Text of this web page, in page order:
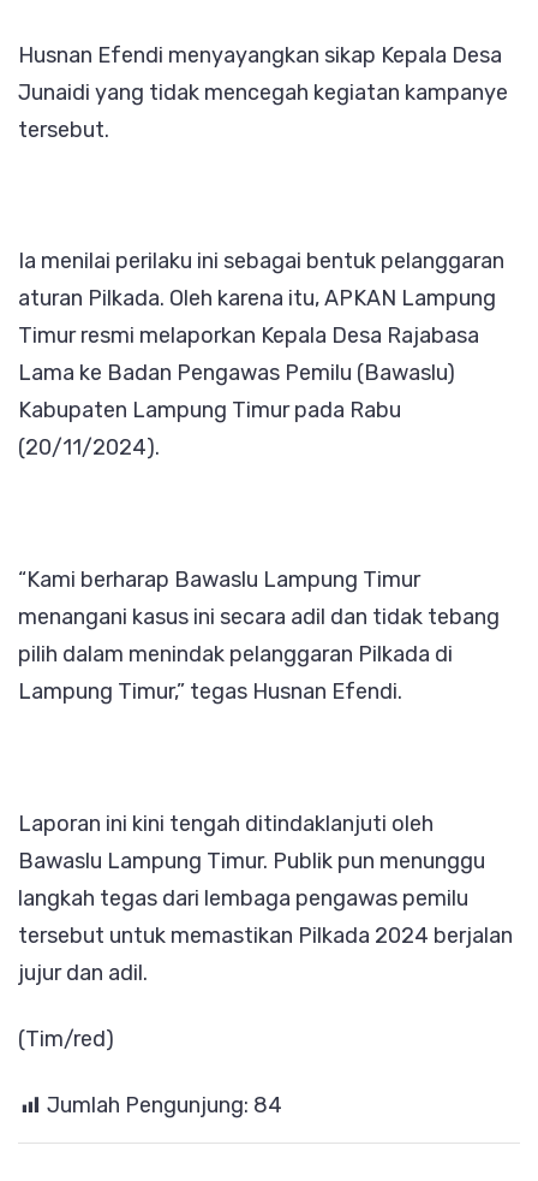
Husnan Efendi menyayangkan sikap Kepala Desa
Junaidi yang tidak mencegah kegiatan kampanye
tersebut.
Ia menilai perilaku ini sebagai bentuk pelanggaran
aturan Pilkada. Oleh karena itu, APKAN Lampung
Timur resmi melaporkan Kepala Desa Rajabasa
Lama ke Badan Pengawas Pemilu (Bawaslu)
Kabupaten Lampung Timur pada Rabu
(20/11/2024).
“Kami berharap Bawaslu Lampung Timur
menangani kasus ini secara adil dan tidak tebang
pilih dalam menindak pelanggaran Pilkada di
Lampung Timur,” tegas Husnan Efendi.
Laporan ini kini tengah ditindaklanjuti oleh
Bawaslu Lampung Timur. Publik pun menunggu
langkah tegas dari lembaga pengawas pemilu
tersebut untuk memastikan Pilkada 2024 berjalan
jujur dan adil.
(Tim/red)
Jumlah Pengunjung: 84